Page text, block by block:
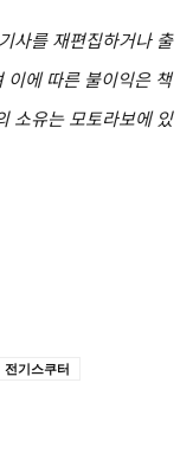
사를 재편집하거나 출
이에 따른 불이익은 책
소유는 모토라보에 있
전기스쿠터